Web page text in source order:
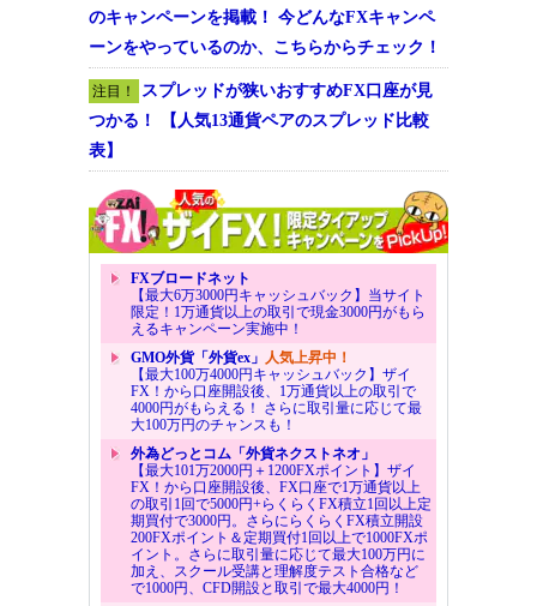
のキャンペーンを掲載！ 今どんなFXキャンペ
ーンをやっているのか、こちらからチェック！
注目！
スプレッドが狭いおすすめFX口座が見
つかる！ 【人気13通貨ペアのスプレッド比較
表】
FXブロードネット
【最大6万3000円キャッシュバック】当サイト
限定！1万通貨以上の取引で現金3000円がもら
えるキャンペーン実施中！
GMO外貨「外貨ex」 人気上昇中！
【最大100万4000円キャッシュバック】ザイ
FX！から口座開設後、1万通貨以上の取引で
4000円がもらえる！ さらに取引量に応じて最
大100万円のチャンスも！
外為どっとコム「外貨ネクストネオ」
【最大101万2000円＋1200FXポイント】ザイ
FX！から口座開設後、FX口座で1万通貨以上
の取引1回で5000円+らくらくFX積立1回以上定
期買付で3000円。さらにらくらくFX積立開設
200FXポイント＆定期買付1回以上で1000FXポ
イント。さらに取引量に応じて最大100万円に
加え、スクール受講と理解度テスト合格など
で1000円、CFD開設と取引で最大4000円！